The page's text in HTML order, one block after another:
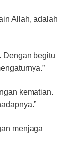
Allah, adalah
Dengan begitu
kematian.
menjaga